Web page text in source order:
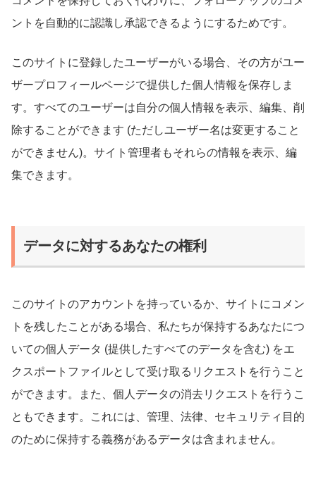
ントを自動的に認識し承認できるようにするためです。
このサイトに登録したユーザーがいる場合、その方がユー
ザープロフィールページで提供した個人情報を保存しま
す。すべてのユーザーは自分の個人情報を表示、編集、削
除することができます (ただしユーザー名は変更すること
ができません)。サイト管理者もそれらの情報を表示、編
集できます。
データに対するあなたの権利
このサイトのアカウントを持っているか、サイトにコメン
トを残したことがある場合、私たちが保持するあなたにつ
いての個人データ (提供したすべてのデータを含む) をエ
クスポートファイルとして受け取るリクエストを行うこと
ができます。また、個人データの消去リクエストを行うこ
ともできます。これには、管理、法律、セキュリティ目的
のために保持する義務があるデータは含まれません。